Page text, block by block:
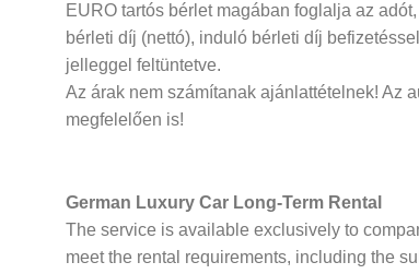
EURO tartós bérlet magában foglalja az
bérleti díj (nettó), induló bérleti díj
jelleggel feltüntetve.
Az árak nem számítanak ajánlattételnek! Az
megfelelően is!
German Luxury Car Long-Term Rental
The service is available exclusively to
meet the rental requirements, including the